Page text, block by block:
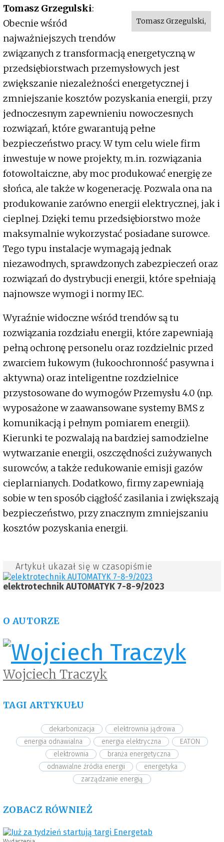
Tomasz Grzegulski,
Tomasz Grzegulski:
Obecnie wśród
najważniejszych trendów
związanych z transformacją energetyczną w
przedsiębiorstwach przemysłowych jest
zwiększanie niezależności energetycznej i
zmniejszanie kosztów pozyskania energii, przy
jednoczesnym zapewnieniu nowoczesnych
rozwiązań, które gwarantują pełne
bezpieczeństwo pracy. W tym celu wiele firm
inwestuje w nowe projekty, m.in. rozwiązania
fotowoltaiczne, aby moc produkować energię ze
słońca, ale także w kogenerację. Pozwala ona na
produkowanie zarówno energii elektrycznej, jak i
cieplnej. Dzięki temu przedsiębiorstwo może
maksymalnie wykorzystać posiadane surowce.
Tego typu instalacje wymagają jednak
niezawodnych, sprawdzonych zabezpieczeń oraz
rozwiązań do dystrybucji energii, które spełniają
najnowsze wymogi i normy IEC.
Wyraźnie widoczne wśród trendów są tu
rozwiązania rozdziału energii, które zapewniają
pełną ochronę personelu oraz rozdzielnic przed
zwarciem łukowym (łukoochronność pasywna i
aktywna) oraz inteligentne rozdzielnice
przystosowane do wymogów Przemysłu 4.0 (np.
wyposażone w zaawansowane systemy BMS z
komunikacją i pełnym pomiarem energii).
Kierunki te pozwalają na bardziej samodzielne
wytwarzanie energii, oszczędności zużywanych
surowców, a także redukowanie emisji gazów
cieplarnianych. Dodatkowo, firmy zapewniają
sobie w ten sposób ciągłość zasilania i zwiększają
bezpieczeństwo, przy znacznym zmniejszaniu
kosztów pozyskania energii.
Artykuł ukazał się w czasopiśmie
elektrotechnik AUTOMATYK 7-8-9/2023
O AUTORZE
Wojciech Traczyk
TAGI ARTYKUŁU
dekarbonizacja
elektrownia jądrowa
energia odnawialna
energia elektryczna
EATON
elektrownia
branża energetyczna
odnawialne źródła energii
energetyka
zarządzanie energią
ZOBACZ RÓWNIEŻ